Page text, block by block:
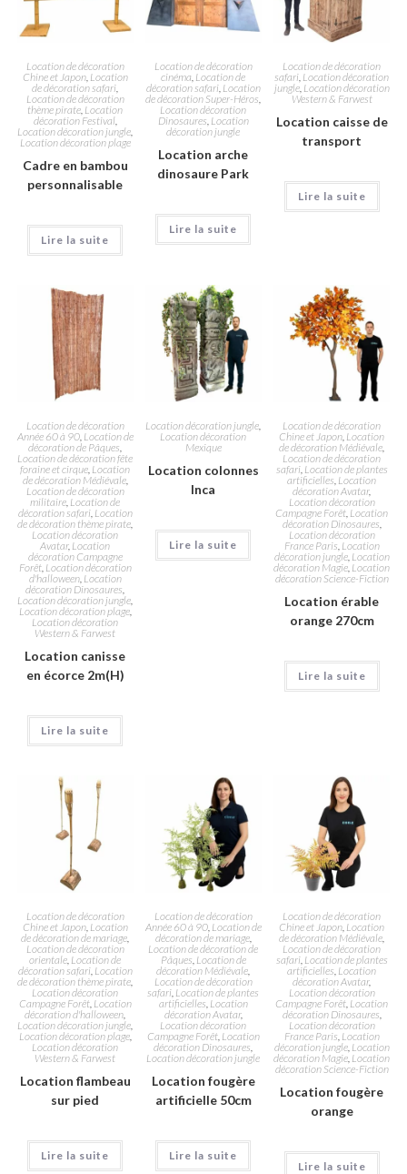
Location de décoration
Chine et Japon, Location
de décoration safari
Location de décoration
thème pirate Location
décoration Festival,
Location décoration jungle
Location décoration plage
Cadre en bambou
personnalisable
Lire la suite
Location de décoration
cinéma Location de
décoration safari, Location
de décoration Super-Héros
Location décoration
Dinosaures Location
décoration jungle
Location arche
dinosaure Park
Lire la suite
Location de décoration
safari Location décoration
jungle, Location décoration
Western & Farwest
Location caisse de
transport
Lire la suite
Location de décoration
Année 60 à 90, Location de
décoration de Pâques
Location de décoration fête
foraine et cirque Location
de décoration Médiévale,
Location de décoration
militaire Location de
décoration safari, Location
de décoration thème pirate
Location décoration
Avatar, Location
décoration Campagne
Forêt, Location décoration
d'halloween, Location
décoration Dinosaures
Location décoration jungle
Location décoration plage,
Location décoration
Western & Farwest
Location canisse
en écorce 2m(H)
Lire la suite
Location décoration jungle
Location décoration
Mexique
Location colonnes
Inca
Lire la suite
Location de décoration
Chine et Japon Location
de décoration Médiévale
Location de décoration
safari, Location de plantes
artificielles Location
décoration Avatar,
Location décoration
Campagne Forêt Location
décoration Dinosaures
Location décoration
France Paris Location
décoration jungle, Location
décoration Magie Location
décoration Science-Fiction
Location érable
orange 270cm
Lire la suite
Location de décoration
Chine et Japon, Location
de décoration de mariage
Location de décoration
orientale Location de
décoration safari, Location
de décoration thème pirate
Location décoration
Campagne Forêt, Location
décoration d'halloween
Location décoration jungle
Location décoration plage,
Location décoration
Western & Farwest
Location flambeau
sur pied
Lire la suite
Location de décoration
Année 60 à 90, Location de
décoration de mariage,
Location de décoration de
Pâques Location de
décoration Médiévale
Location de décoration
safari Location de plantes
artificielles Location
décoration Avatar,
Location décoration
Campagne Forêt, Location
décoration Dinosaures
Location décoration jungle
Location fougère
artificielle 50cm
Lire la suite
Location de décoration
Chine et Japon Location
de décoration Médiévale
Location de décoration
safari, Location de plantes
artificielles Location
décoration Avatar,
Location décoration
Campagne Forêt Location
décoration Dinosaures
Location décoration
France Paris Location
décoration jungle, Location
décoration Magie Location
décoration Science-Fiction
Location fougère
orange
Lire la suite